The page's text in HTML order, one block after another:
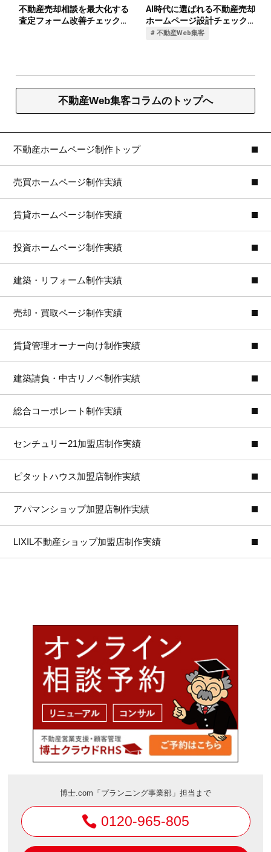
不動産Web集客コラムのトップへ
不動産ホームページ制作トップ
売買ホームページ制作実績
賃貸ホームページ制作実績
投資ホームページ制作実績
建築・リフォーム制作実績
売却・買取ページ制作実績
賃貸管理オーナー向け制作実績
建築請負・中古リノベ制作実績
総合コーポレート制作実績
センチュリー21加盟店制作実績
ピタットハウス加盟店制作実績
アパマンショップ加盟店制作実績
LIXIL不動産ショップ加盟店制作実績
博士.com「プランニング事業部」担当まで
0120-965-805